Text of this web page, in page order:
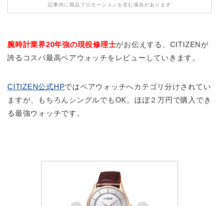
記事内に商品プロモーションを含む場合があります
腕時計業界20年強の現役修理士がお伝えする、CITIZENが
誇るコスパ最高ペアウォッチをレビューしていきます。
CITIZEN公式HPではペアウォッチへカテゴリ分けされてい
ますが、もちろんシングルでもOK。ほぼ２万円で購入でき
る最強ウォッチです。